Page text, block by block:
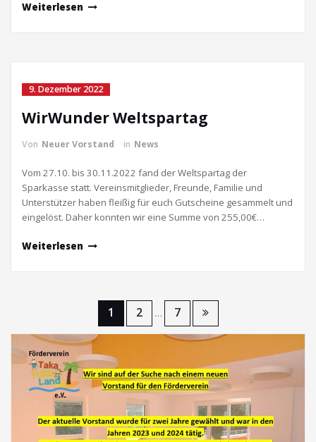
Weiterlesen
9. Dezember 2022
WirWunder Weltspartag
Von Neuer Vorstand in News
Vom 27.10. bis 30.11.2022 fand der Weltspartag der
Sparkasse statt. Vereinsmitglieder, Freunde, Familie und
Unterstützer haben fleißig für euch Gutscheine gesammelt und
eingelöst. Daher konnten wir eine Summe von 255,00€…
Weiterlesen
Seitennummerierung
der
Beiträge
1 2 … 7